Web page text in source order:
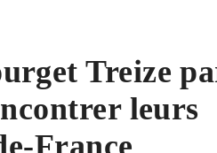
Treize
leurs
France